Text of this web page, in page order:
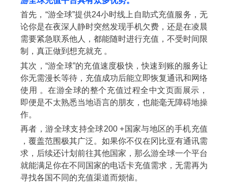
首先，“游全球”提供24小时线上自助式充值服务，无
论你是在夜深人静时突然发现手机欠费，还是在凌晨
需要紧急联系他人，都能随时进行充值，不受时间限
制，真正做到想充就充 。
其次，“游全球”的充值速度极快，快速到账的服务让
你无需漫长等待，充值成功后能立即恢复通讯和网络
使用 。在游全球的整个充值过程全中文页面展示，
即便是不太熟悉当地语言的朋友，也能毫无障碍地操
作。
再者，游全球支持全球200 +国家与地区的手机充值
，覆盖范围极其广泛。如果你不仅在冈比亚有通讯需
求，后续还计划前往其他国家，那么游全球一个平台
就能满足你在不同国家的电话卡充值需求，无需再为
寻找各国不同的充值渠道而烦恼。